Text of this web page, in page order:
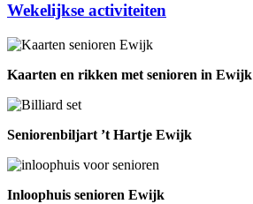
Wekelijkse activiteiten
Kaarten en rikken met senioren in Ewijk
Seniorenbiljart ’t Hartje Ewijk
Inloophuis senioren Ewijk